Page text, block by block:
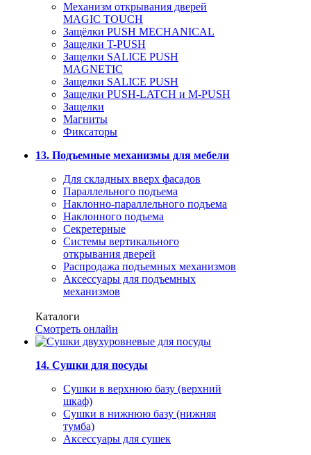
Механизм открывания дверей
MAGIC TOUCH
Защёлки PUSH MECHANICAL
Защелки T-PUSH
Защелки SALICE PUSH
MAGNETIC
Защелки SALICE PUSH
Защелки PUSH-LATCH и M-PUSH
Защелки
Магниты
Фиксаторы
13. Подъемные механизмы для мебели
Для складных вверх фасадов
Параллельного подъема
Наклонно-параллельного подъема
Наклонного подъема
Секретерные
Системы вертикального
открывания дверей
Распродажа подъемных механизмов
Аксессуары для подъемных
механизмов
Каталоги
Смотреть онлайн
14. Сушки для посуды
Сушки в верхнюю базу (верхний
шкаф)
Сушки в нижнюю базу (нижняя
тумба)
Аксессуары для сушек